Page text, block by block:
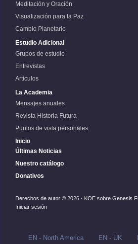
Meditación y Oración
Visualización para la Paz
Cambio Planetario
Estudio Adicional
Grupos de estudio
Entrevistas
Artículos
La Academia
Mensajes anuales
Revista Historia Futura
Puntos de vista personales
Inicio
Últimas Noticias
Nuestro catálogo
Donativos
Derechos de autor © 2026 · KOE sobre Genesis
Iniciar sesión
EN - North America EN - UK